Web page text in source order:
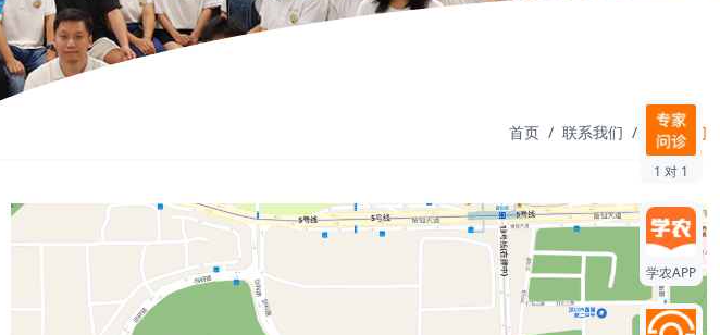
首页 联系我们 联系我们
1 对 1
学农APP